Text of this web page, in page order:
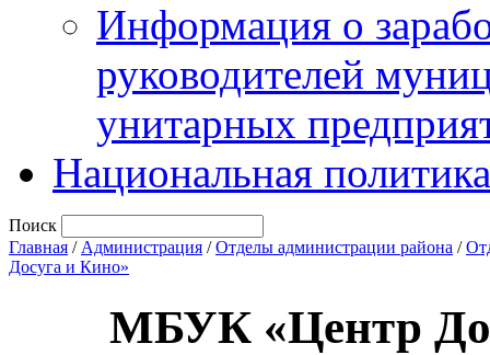
Информация о
руководителей
унитарных
Национальная политика
Поиск
Главная / Администрация /Отделы администрации района /
Досуга и Кино»
МБУК «Центр